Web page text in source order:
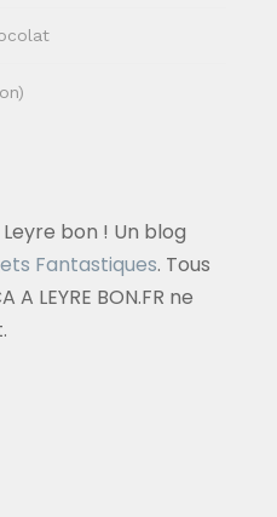
bon ! Un blog
Fantastiques. Tous
LEYRE BON.FR ne